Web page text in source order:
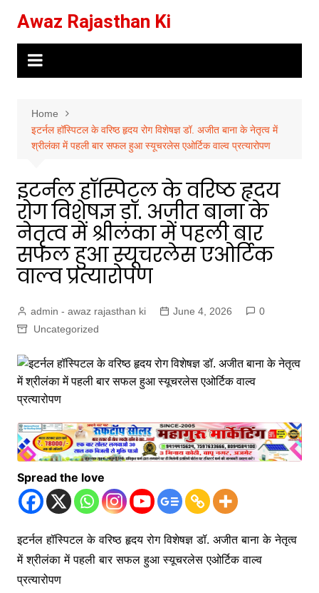
content
Awaz Rajasthan Ki
Home
इटर्नल हॉस्पिटल के वरिष्ठ हृदय रोग विशेषज्ञ डॉ. अजीत बाना के नेतृत्व में
श्रीलंका में पहली बार सफल हुआ स्यूचरलेस एओर्टिक वाल्व प्रत्यारोपण
इटर्नल हॉस्पिटल के वरिष्ठ हृदय
रोग विशेषज्ञ डॉ. अजीत बाना के
नेतृत्व में श्रीलंका में पहली बार
सफल हुआ स्यूचरलेस एओर्टिक
वाल्व प्रत्यारोपण
admin - awaz rajasthan ki June 4, 2026
0
Uncategorized
Spread the love
इटर्नल हॉस्पिटल के वरिष्ठ हृदय रोग विशेषज्ञ डॉ. अजीत बाना के नेतृत्व
में श्रीलंका में पहली बार सफल हुआ स्यूचरलेस एओर्टिक वाल्व
प्रत्यारोपण